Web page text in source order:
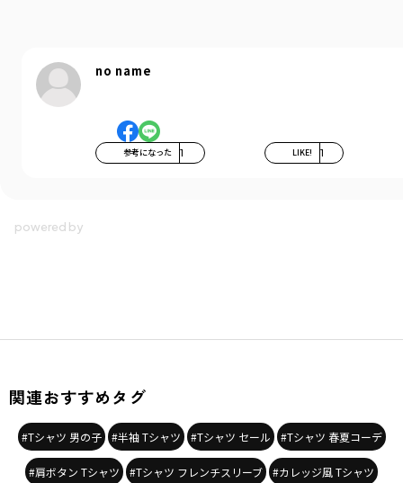
no name
参考になった 1 LIKE! 1
関連おすすめタグ
#Tシャツ 男の子 #半袖 Tシャツ #Tシャツ セール #Tシャツ 春夏コーデ
#肩ボタン Tシャツ #Tシャツ フレンチスリーブ #カレッジ風 Tシャツ